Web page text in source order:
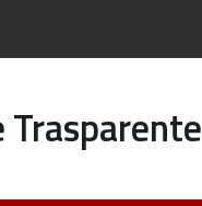
Trasparente